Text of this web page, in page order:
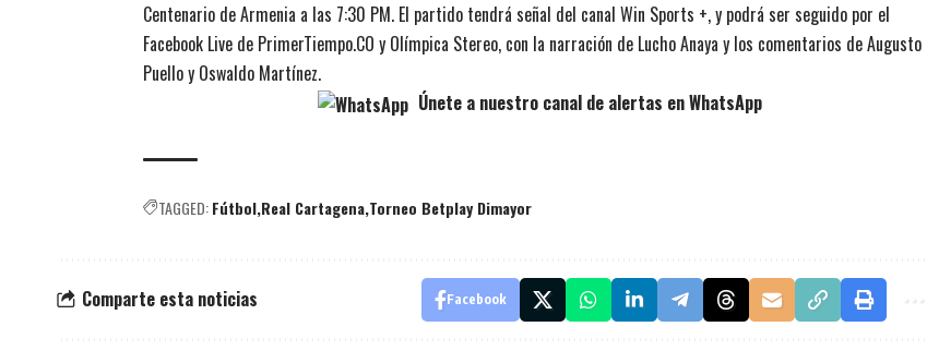
Centenario de Armenia a las 7:30 PM. El partido tendrá señal del canal Win Sports +, y podrá ser seguido por el
Facebook Live de PrimerTiempo.CO y Olímpica Stereo, con la narración de Lucho Anaya y los comentarios de Augusto
Puello y Oswaldo Martínez.
Únete a nuestro canal de alertas en WhatsApp
TAGGED:Fútbol Real Cartagena Torneo Betplay Dimayor
Comparte esta noticias Facebook